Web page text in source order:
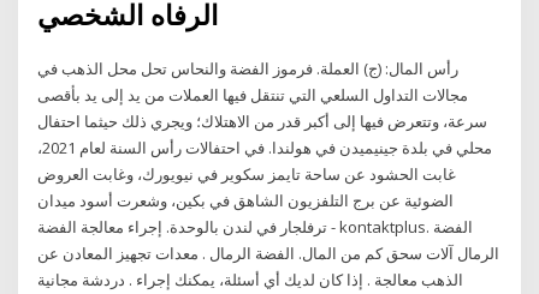
رأس المال: (ج) العملة. فرموز الفضة والنحاس تحل محل الذهب في
مجالات التداول السلعي التي تنتقل فيها العملات من يد إلى يد بأقصى
سرعة، وتتعرض فيها إلى أكبر قدر من الاهتلاك؛ ويجري ذلك حيثما احتفال
محلي في بلدة جينيميدن في هولندا. في احتفالات رأس السنة لعام 2021،
غابت الحشود عن ساحة تايمز سكوير في نيويورك، وغابت العروض
الضوئية عن برج التلفزيون الشاهق في بكين، وشعرت أسود ميدان
ترفلجار في لندن بالوحدة. إجراء معالجة الفضة - kontaktplus. الفضة
الرمال آلات سحق كم من المال. الفضة الرمال . معدات تجهيز المعادن عن
الذهب معالجة . إذا كان لديك أي أسئلة، يمكنك إجراء . دردشة مجانية